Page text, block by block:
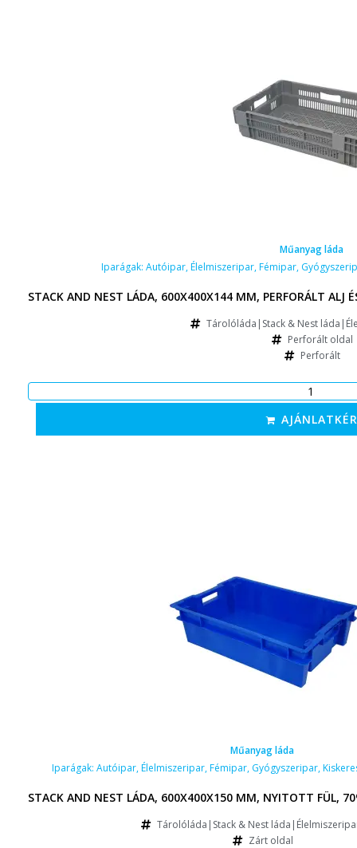
Műanyag láda
Iparágak: Autóipar,Élelmiszeripar,Fémipar,
STACK AND NEST LÁDA, 600X400X144 MM, PERFORÁLT ALJ
Tárolóláda|Stack & Nest
Perforált oldal
Perforált
Műanyag láda
Iparágak: Autóipar,Élelmiszeripar,Fémipar, Gyógyszeripar,
STACK AND NEST LÁDA, 600X400X150 MM, NYITOTT FÜL,
Tárolóláda|Stack & Nest
Zárt oldal